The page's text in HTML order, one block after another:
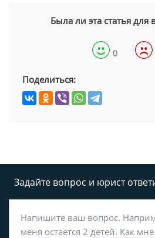
Была ли эта статья для
0
Поделиться:
Задайте вопрос и юрист